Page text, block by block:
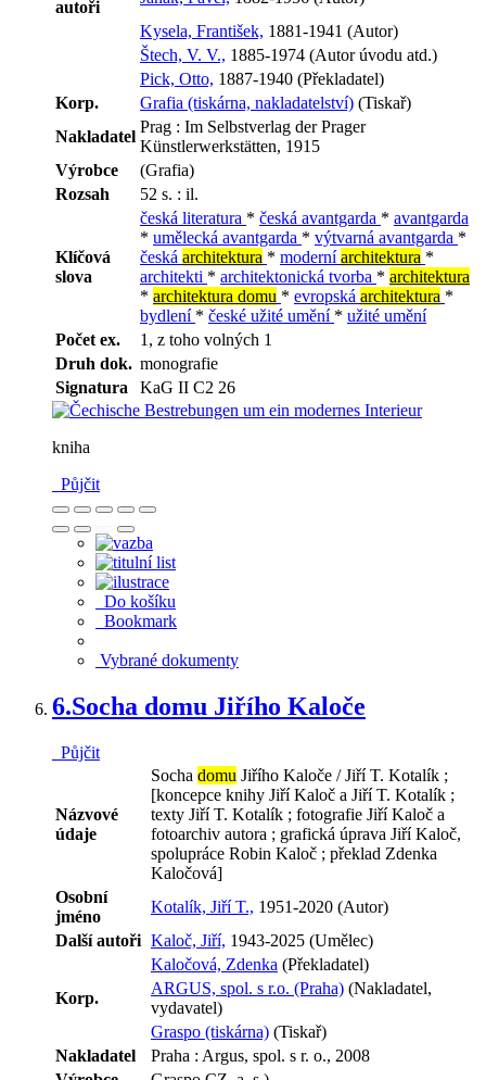
autoři
Kysela, František, 1881-1941 (Autor)
Štech, V. V., 1885-1974 (Autor úvodu atd.)
Pick, Otto, 1887-1940 (Překladatel)
Korp.
Grafia (tiskárna, nakladatelství) (Tiskař)
Nakladatel
Prag : Im Selbstverlag der Prager
Künstlerwerkstätten, 1915
Výrobce
(Grafia)
Rozsah
52 s. : il.
Klíčová
slova
česká literatura * česká avantgarda * avantgarda
* umělecká avantgarda * výtvarná avantgarda *
česká architektura * moderníarchitektura *
architekti * architektonická tvorba * architektura
* architektura domu * evropská architektura *
bydlení * české užité umění * užité umění
Počet ex.
1, z toho volných 1
Druh dok. monografie
Signatura
KaG II C2 26
kniha
Půjčit
Do košíku
Bookmark
Vybrané dokumenty
6.Socha domu Jiřího Kaloče
Půjčit
Názvové
údaje
Socha domu Jiřího Kaloče / Jiří T. Kotalík ;
[koncepce knihy Jiří Kaloč a Jiří T. Kotalík ;
texty Jiří T. Kotalík ; fotografie Jiří Kaloč a
fotoarchiv autora ; grafická úprava Jiří Kaloč,
spolupráce Robin Kaloč ; překlad Zdenka
Kaločová]
Osobní
jméno
Kotalík, Jiří T., 1951-2020 (Autor)
Další autoři Kaloč, Jiří, 1943-2025 (Umělec)
Kaločová, Zdenka (Překladatel)
Korp.
ARGUS, spol. s r.o. (Praha) (Nakladatel,
vydavatel)
Graspo (tiskárna) (Tiskař)
Nakladatel
Praha : Argus, spol. s r. o., 2008